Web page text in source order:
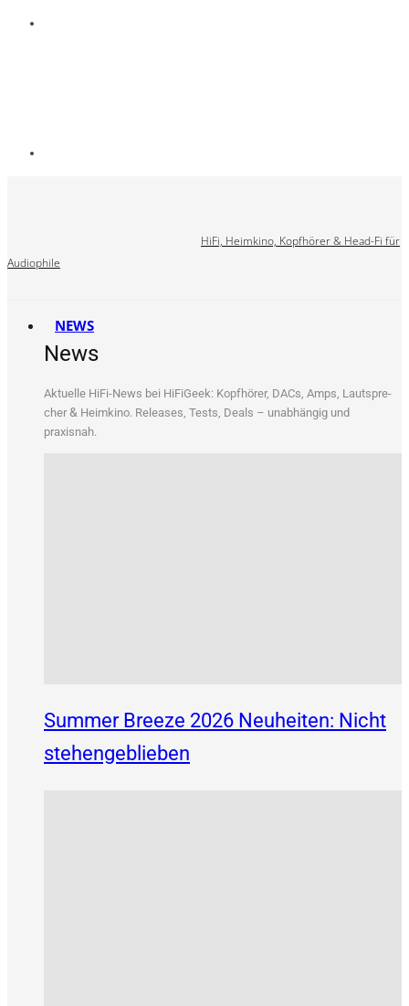
HiFi, Heimkino, Kopfhörer & Head-Fi für
Audiophile
NEWS
News
Aktu­el­le HiFi-News bei HiFi­Ge­ek: Kopf­hö­rer, DACs, Amps, Laut­spre­
cher & Heim­ki­no. Releases, Tests, Deals – unab­hän­gig und
praxisnah.
Summer Breeze 2026 Neuheiten: Nicht
stehengeblieben